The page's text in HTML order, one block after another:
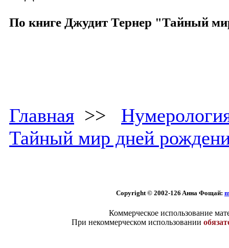
По книге Джудит Тернер "Тайный
Главная >>
Тайный мир дней
Copyright © 2002-126 Aннa Фoщaй:
Коммерческое использование
При некоммерческом использовании